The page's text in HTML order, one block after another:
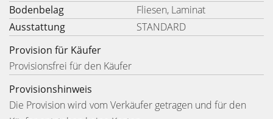
Bodenbelag
Fliesen, Laminat
Ausstattung
STANDARD
Provision für Käufer
Provisionsfrei für den Käufer
Provisionshinweis
Die Provision wird vom Verkäufer getragen und für den